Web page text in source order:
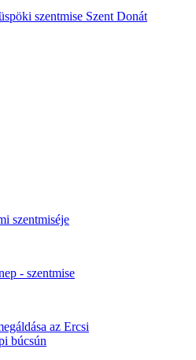
szentmise Szent Donát
szentmiséje
- szentmise
az Ercsi
búcsún